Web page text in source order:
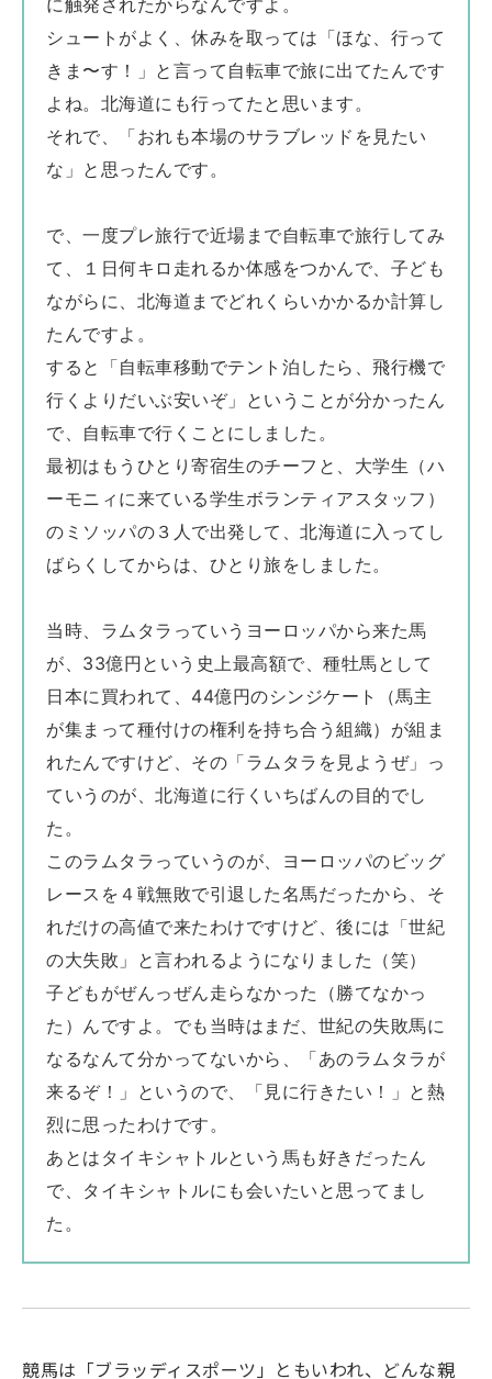
に触発されたからなんですよ。
シュートがよく、休みを取っては「ほな、行って
きま〜す！」と言って自転車で旅に出てたんです
よね。北海道にも行ってたと思います。
それで、「おれも本場のサラブレッドを見たい
な」と思ったんです。
で、一度プレ旅行で近場まで自転車で旅行してみ
て、１日何キロ走れるか体感をつかんで、子ども
ながらに、北海道までどれくらいかかるか計算し
たんですよ。
すると「自転車移動でテント泊したら、飛行機で
行くよりだいぶ安いぞ」ということが分かったん
で、自転車で行くことにしました。
最初はもうひとり寄宿生のチーフと、大学生（ハ
ーモニィに来ている学生ボランティアスタッフ）
のミソッパの３人で出発して、北海道に入ってし
ばらくしてからは、ひとり旅をしました。
当時、ラムタラっていうヨーロッパから来た馬
が、33億円という史上最高額で、種牡馬として
日本に買われて、44億円のシンジケート（馬主
が集まって種付けの権利を持ち合う組織）が組ま
れたんですけど、その「ラムタラを見ようぜ」っ
ていうのが、北海道に行くいちばんの目的でし
た。
このラムタラっていうのが、ヨーロッパのビッグ
レースを４戦無敗で引退した名馬だったから、そ
れだけの高値で来たわけですけど、後には「世紀
の大失敗」と言われるようになりました（笑）
子どもがぜんっぜん走らなかった（勝てなかっ
た）んですよ。でも当時はまだ、世紀の失敗馬に
なるなんて分かってないから、「あのラムタラが
来るぞ！」というので、「見に行きたい！」と熱
烈に思ったわけです。
あとはタイキシャトルという馬も好きだったん
で、タイキシャトルにも会いたいと思ってまし
た。
競馬は「ブラッディスポーツ」ともいわれ、どんな親